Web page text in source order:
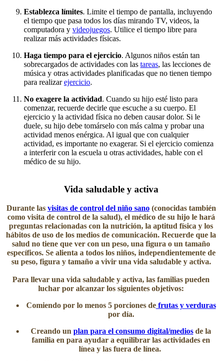
Establezca límites. Limite el tiempo de pantalla, incluyendo
el tiempo que pasa todos los días mirando TV, videos, la
computadora y videojuegos. Utilice el tiempo libre para
realizar más actividades físicas.
Haga tiempo para el ejercicio. Algunos niños están tan
sobrecargados de actividades con las tareas, las lecciones​ de
música y otras actividades planificadas que no tienen tiempo
para realizarejercicio​.
No exagere la actividad. Cuando su hijo esté listo para
comenzar, recuerde decirle que escuche a su cuerpo. El
ejercicio y la actividad física no deben causar dolor. Si le
duele, su hijo debe tomárselo con más calma y probar una
actividad menos enérgica. Al igual que con cualquier
actividad, es importante no exagerar. Si el ejercicio comienza
a interferir con la escuela u otras actividades, hable con el
médico de su hijo.​​
​Vida saludable y activa
Durante las visitas de control del niño sano(conocidas también
como visita de control de la salud), el médico de su hijo le hará
preguntas relacionadas con la nutrición, la aptitud física y los
hábitos de uso de los medios de comunicación. Recuerde que la
salud no tiene que ver con un peso, una figura o un tamaño
específicos. Se alienta a todos los niños, independientemente de
su peso, figura y tamaño a vivir una vida saludable y activa.
​Para llevar una vida saludable y activa, las familias pueden
luchar por alcanzar los siguientes objetivos:​​
Comiendo por lo menos 5 porciones defrutas y verduras
por día.
Creando un plan para el consumo digital/medios de la
familia en para ayudar a equilibrar las actividades en
línea y las fuera de línea. ​​